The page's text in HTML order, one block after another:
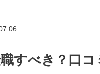
すべき？口